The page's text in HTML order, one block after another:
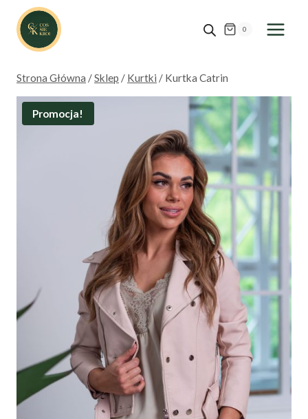
Przejdź
treści
0
Strona Główna /Sklep / Kurtki / Kurtka Catrin
Promocja!